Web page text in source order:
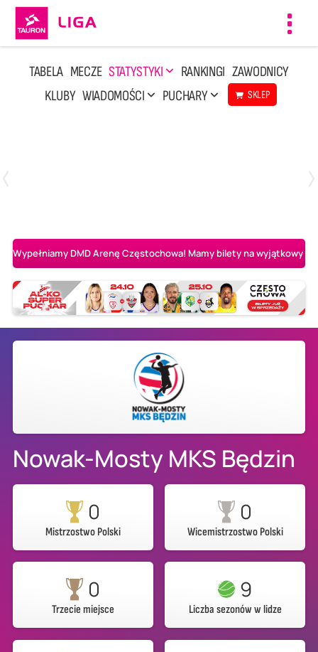
TABELA MECZE STATYSTYKI RANKINGI ZAWODNICY
KLUBY WIADOMOŚCI PUCHARY SKLEP
Wypełniamy DMD Arenę Częstochowa! Mamy bilety na wyjątkowy
Nowak-Mosty MKS Będzin
0
Mistrzostwo Polski
0
Wicemistrzostwo Polski
0
Trzecie miejsce
9
Liczba sezonów w lidze